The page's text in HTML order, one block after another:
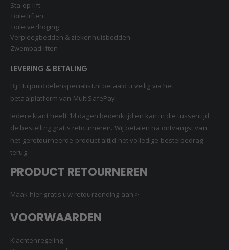
Sta-op lift
Toiletliften
Toiletverhoging
Verpleegbedden & ziekenhuisbedden
Zwembadliften
LEVERING & BETALING
Bij Hulpmiddelenspecialist.nl betaald u veilig via het
betaalplatform van MultiSafePay.
Iedere klant heeft 14 dagen bedenktijd en kan in die tussentijd
de bestelling gratis retourneren. Wij betalen na ontvangst van
het geretourneerde product altijd het volledige bestelbedrag
terug.
PRODUCT RETOURNEREN
Maak hier gratis uw retourzending aan >
VOORWAARDEN
Klachtenregeling